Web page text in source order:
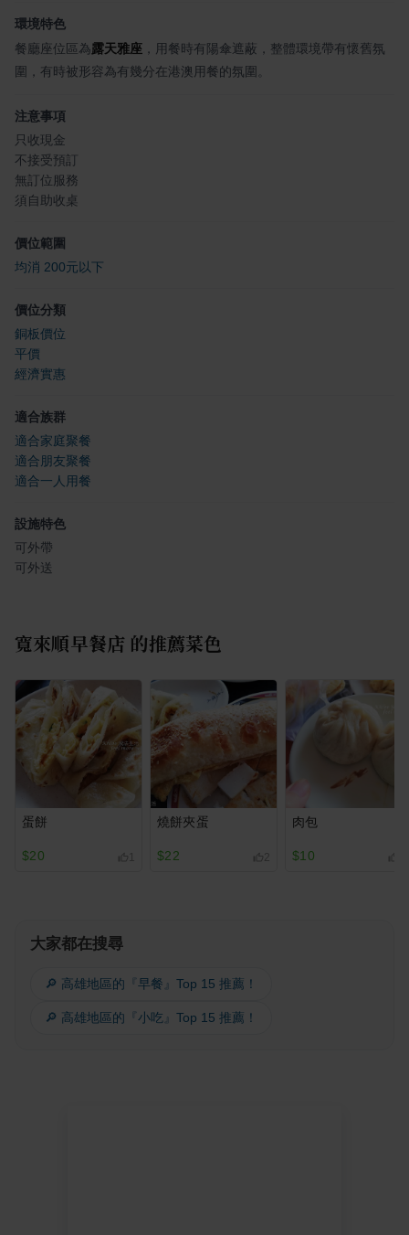
環境特色
餐廳座位區為露天雅座 ，用餐時有陽傘遮蔽，整體環境帶有懷舊氛
圍，有時被形容為有幾分在港澳用餐的氛圍。
注意事項
只收現金
不接受預訂
無訂位服務
須自助收桌
價位範圍
均消 200元以下
價位分類
銅板價位
平價
經濟實惠
適合族群
適合家庭聚餐
適合朋友聚餐
適合一人用餐
設施特色
可外帶
可外送
寬來順早餐店 的推薦菜色
蛋餅
$20 1
燒餅夾蛋
$22 2
肉包
$10
大家都在搜尋
🔎 高雄地區的『早餐』Top 15 推薦！
🔎 高雄地區的『小吃』Top 15 推薦！